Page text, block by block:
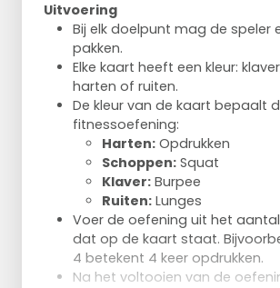
Uitvoering
Bij elk doelpunt mag de speler
pakken.
Elke kaart heeft een kleur:
harten of ruiten.
De kleur van de kaart bepaalt
fitnessoefening:
Harten: Opdrukken
Schoppen: Squat
Klaver: Burpee
Ruiten: Lunges
Voer de oefening uit het
dat op de kaart staat.
4 betekent 4 keer opdrukken.
Na het voltooien van de